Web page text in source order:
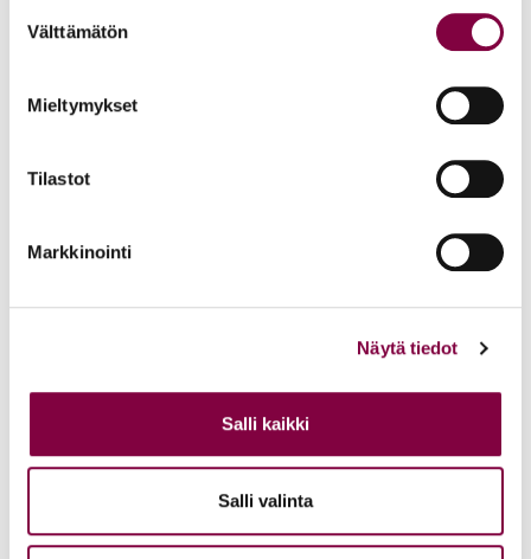
valinta
Välttämätön
Mieltymykset
Tilastot
Markkinointi
Näytä tiedot
Salli kaikki
Salli valinta
Uutiset 4.8.2026
oikeustieteellisen opetuksen ja tutkimuksen
kustannuksella
Uutiset 15.6.2026